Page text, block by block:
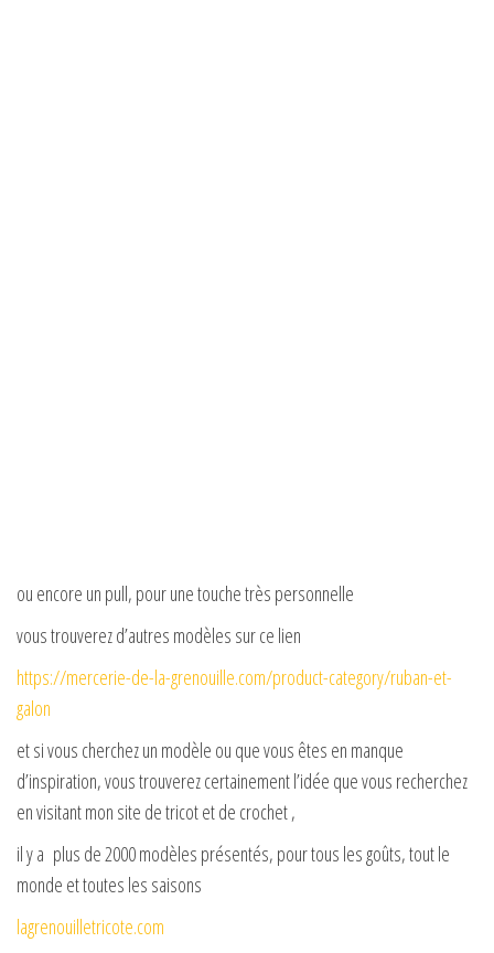
ou encore un pull, pour une touche très personnelle
vous trouverez d’autres modèles sur ce lien
https://mercerie-de-la-grenouille.com/product-category/ruban-et-
galon
et si vous cherchez un modèle ou que vous êtes en manque
d’inspiration, vous trouverez certainement l’idée que vous recherchez
en visitant mon site de tricot et de crochet ,
il y a plus de 2000 modèles présentés, pour tous les goûts, tout le
monde et toutes les saisons
lagrenouilletricote.com